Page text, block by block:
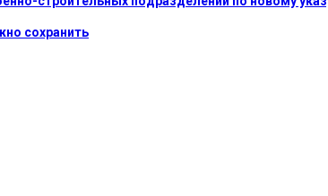
сохранить